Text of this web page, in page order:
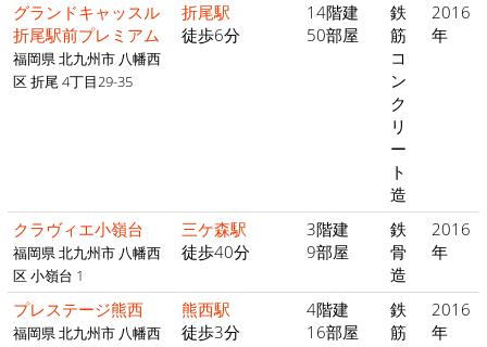
グランドキャッスル
折尾駅前プレミアム
福岡県 北九州市 八幡西
区 折尾 4丁目29-35
折尾駅
徒歩6分
14階建
50部屋
鉄
筋
コ
ン
ク
リ
ー
ト
造
2016
年
クラヴィエ小嶺台
福岡県 北九州市 八幡西
区 小嶺台 1
三ケ森駅
徒歩40分
3階建
9部屋
鉄
骨
造
2016
年
プレステージ熊西
福岡県 北九州市 八幡西
熊西駅
徒歩3分
4階建
16部屋
鉄
筋
2016
年